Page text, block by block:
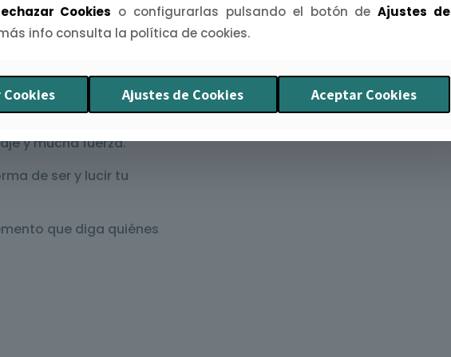
con desparpajo allá
que viven fuera y
y mucha fuerza.
de ser y lucir tu
que diga quiénes
Cookies o configurarlas pulsando el botón deAjustes de
info consulta la política de cookies.
Cookies Ajustes de Cookies Aceptar Cookies